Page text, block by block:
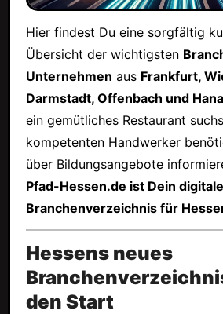
Hier findest Du eine sorgfältig
Übersicht der wichtigsten
Unternehmen aus Frankfurt,
Darmstadt, Offenbach und
ein gemütliches Restaurant
kompetenten Handwerker
über Bildungsangebote
Pfad-Hessen.de ist Dein
Branchenverzeichnis für
Hessens neues
den Start